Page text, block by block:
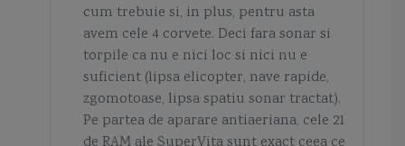
cum trebuie si, in plus, pentru asta
avem cele 4 corvete. Deci fara sonar si
torpile ca nu e nici loc si nici nu e
suficient (lipsa elicopter, nave rapide,
zgomotoase, lipsa spatiu sonar tractat).
Pe partea de aparare antiaeriana, cele 21